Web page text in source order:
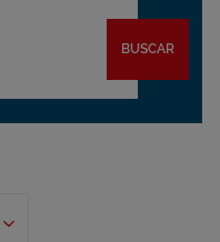
BUSCAR